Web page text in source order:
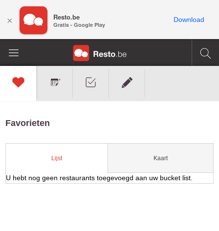
Favorieten
Lijst Kaart
U hebt nog geen restaurants toegevoegd aan uw bucket list.
× Resto.be
Gratis - Google Play
Download